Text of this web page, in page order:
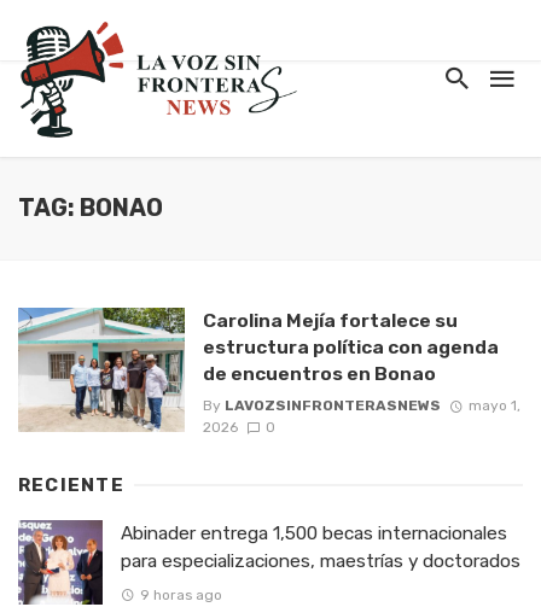
TAG: BONAO
Carolina Mejía fortalece su
estructura política con agenda
de encuentros en Bonao
By LAVOZSINFRONTERASNEWS
mayo 1,
2026
0
RECIENTE
Abinader entrega 1,500 becas internacionales
para especializaciones, maestrías y doctorados
9 horas ago